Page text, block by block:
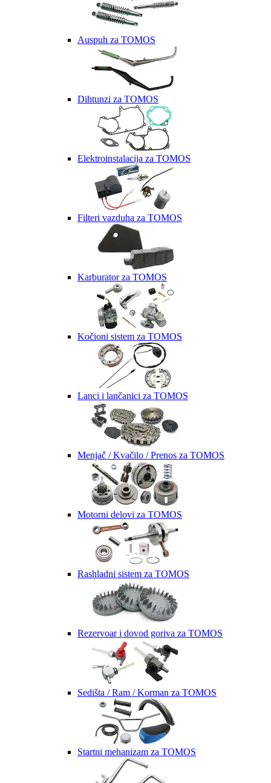
Auspuh za TOMOS
Dihtunzi za TOMOS
Elektroinstalacija za TOMOS
Filteri vazduha za TOMOS
Karburator za TOMOS
Kočioni sistem za TOMOS
Lanci i lančanici za TOMOS
Menjač / Kvačilo / Prenos za TOMOS
Motorni delovi za TOMOS
Rashladni sistem za TOMOS
Rezervoar i dovod goriva za TOMOS
Sedišta / Ram / Korman za TOMOS
Startni mehanizam za TOMOS